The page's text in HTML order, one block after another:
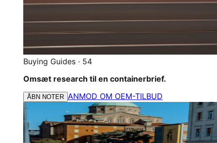
Buying Guides · 54
Omsæt research til en containerbrief.
ÅBN NOTER ANMOD OM OEM-TILBUD